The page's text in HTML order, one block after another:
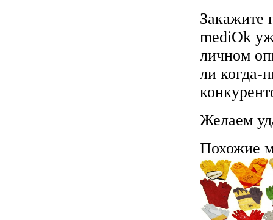
Закажите
mediOk
личном
ли когда-
Желаем
Похожие